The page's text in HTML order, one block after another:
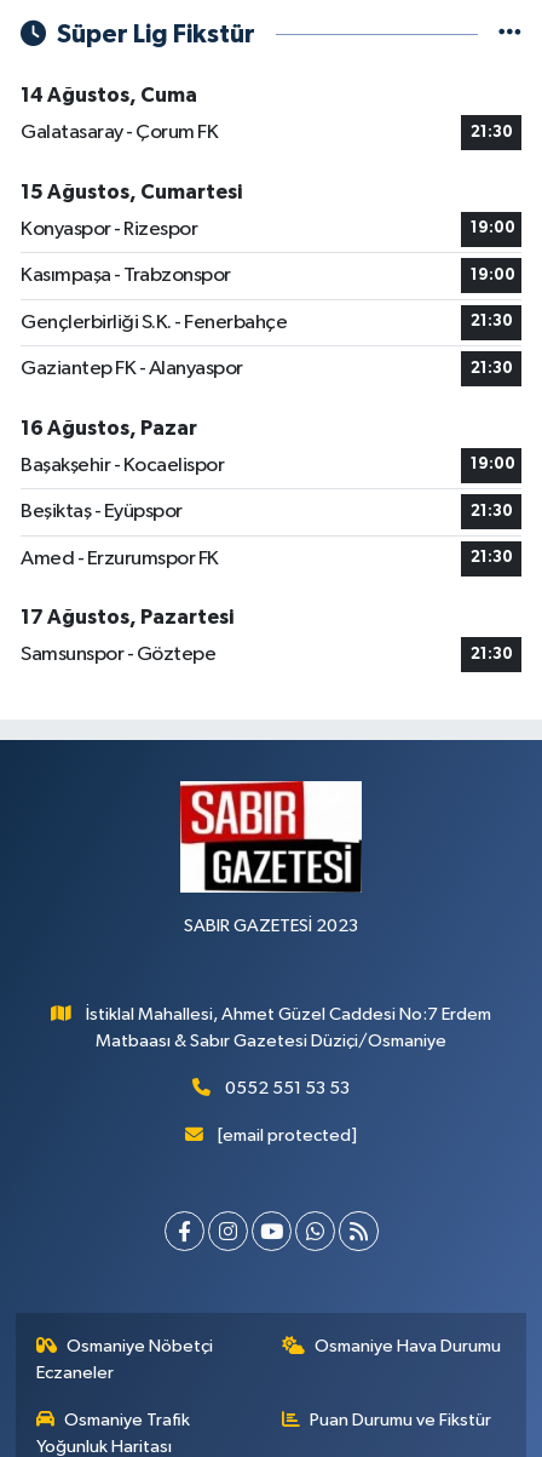
Süper Lig Fikstür
14 Ağustos, Cuma
Galatasaray - Çorum FK
21:30
15 Ağustos, Cumartesi
Konyaspor - Rizespor
19:00
Kasımpaşa - Trabzonspor 19:00
Gençlerbirliği S.K. - Fenerbahçe 21:30
Gaziantep FK - Alanyaspor 21:30
16 Ağustos, Pazar
Başakşehir - Kocaelispor
19:00
Beşiktaş - Eyüpspor 21:30
Amed - Erzurumspor FK 21:30
17 Ağustos, Pazartesi
Samsunspor - Göztepe
21:30
SABIR GAZETESİ 2023
İstiklal Mahallesi, Ahmet Güzel Caddesi No:7 Erdem
Matbaası & Sabır Gazetesi Düziçi/Osmaniye
0552 551 53 53
[email protected]
Osmaniye Nöbetçi
Eczaneler
Osmaniye Hava Durumu
Osmaniye Trafik
Yoğunluk Haritası
Puan Durumu ve Fikstür